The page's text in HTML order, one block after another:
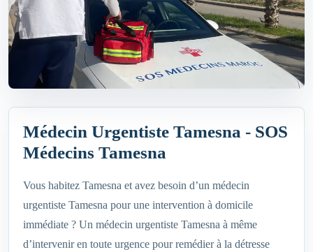
Médecin Urgentiste Tamesna - SOS
Médecins Tamesna
Vous habitez Tamesna et avez besoin d’un médecin
urgentiste Tamesna pour une intervention à domicile
immédiate ? Un médecin urgentiste Tamesna à même
d’intervenir en toute urgence pour remédier à la détresse